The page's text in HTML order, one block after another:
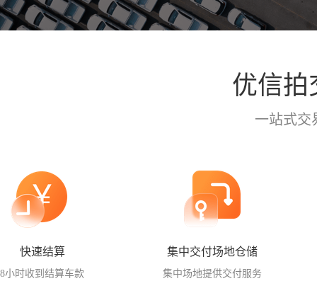
优信拍
一站式交
快速结算
8小时收到结算车款
集中交付场地仓储
集中场地提供交付服务